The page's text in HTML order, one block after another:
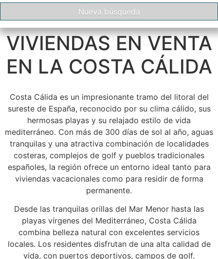
VIVIENDAS EN VENTA
EN LA COSTA CÁLIDA
Costa Cálida es un impresionante tramo del litoral del
sureste de España, reconocido por su clima cálido, sus
hermosas playas y su relajado estilo de vida
mediterráneo. Con más de 300 días de sol al año, aguas
tranquilas y una atractiva combinación de localidades
costeras, complejos de golf y pueblos tradicionales
españoles, la región ofrece un entorno ideal tanto para
viviendas vacacionales como para residir de forma
permanente.
Desde las tranquilas orillas del Mar Menor hasta las
playas vírgenes del Mediterráneo, Costa Cálida
combina belleza natural con excelentes servicios
locales. Los residentes disfrutan de una alta calidad de
vida, con puertos deportivos, campos de golf,